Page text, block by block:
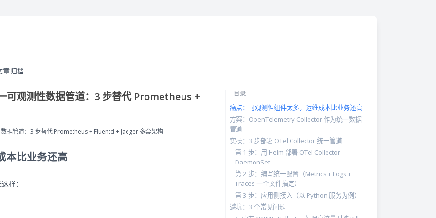
章归档
观测性数据管道：3 步替代 Prometheus +
据管道：3 步替代 Prometheus + Fluentd + Jaeger 多套架构
本比业务还高
样：
目录
痛点：可观测性组件太多，运维成本比业务还高
方案：OpenTelemetry Collector 作为统一数据
管道
实操：3 步部署 OTel Collector 统一管道
第 1 步：用 Helm 部署 OTel Collector
DaemonSet
第 2 步：编写统一配置（Metrics + Logs +
Traces 一个文件搞定）
第 3 步：应用侧接入（以 Python 服务为例）
避坑：3 个常见问题